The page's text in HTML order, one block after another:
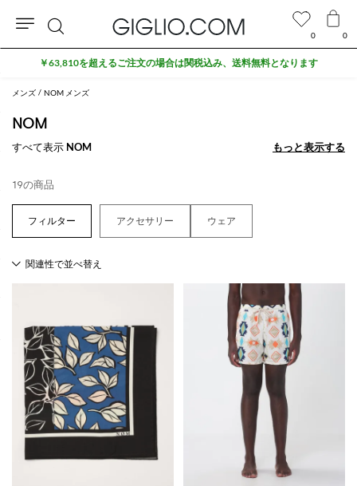
メンズ NOM メンズ
NOM
すべて表示 NOM もっと表示する
もっと表示する
19の商品
アクセサリー ウェア
0 0
検
索
￥63,810を超えるご注文の場合は関税込み、送料無料となります